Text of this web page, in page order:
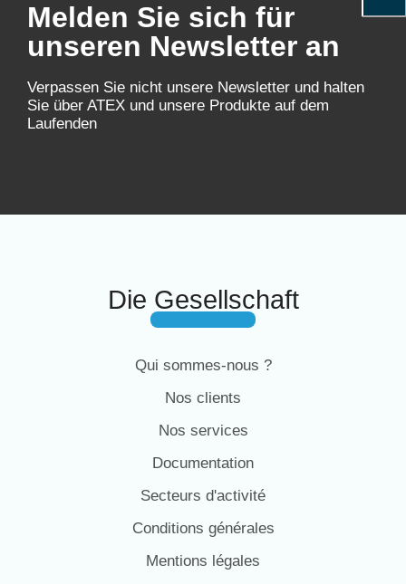
Melden Sie sich für
unseren Newsletter an
Verpassen Sie nicht unsere Newsletter und halten
Sie über ATEX und unsere Produkte auf dem
Laufenden
Die Gesellschaft
Qui sommes-nous ?
Nos clients
Nos services
Documentation
Secteurs d'activité
Conditions générales
Mentions légales